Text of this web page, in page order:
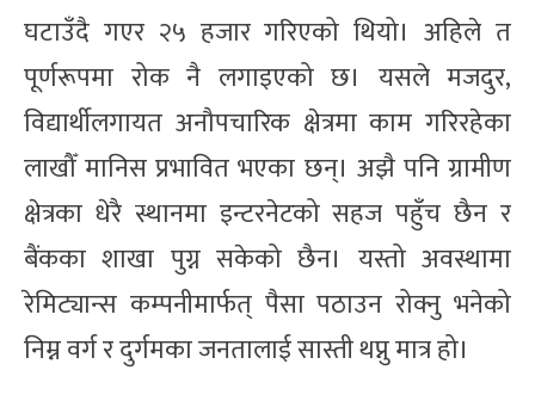
घटाउँदै गएर २५ हजार गरिएको थियो। अहिले त
पूर्णरूपमा रोक नै लगाइएको छ। यसले मजदुर,
विद्यार्थीलगायत अनौपचारिक क्षेत्रमा काम गरिरहेका
लाखौँ मानिस प्रभावित भएका छन्। अझै पनि ग्रामीण
क्षेत्रका धेरै स्थानमा इन्टरनेटको सहज पहुँच छैन र
बैंकका शाखा पुग्न सकेको छैन। यस्तो अवस्थामा
रेमिट्यान्स कम्पनीमार्फत् पैसा पठाउन रोक्नु भनेको
निम्न वर्ग र दुर्गमका जनतालाई सास्ती थप्नु मात्र हो।